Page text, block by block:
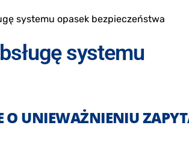
systemu opasek bezpieczeństwa
systemu
O UNIEWAŻNIENIU